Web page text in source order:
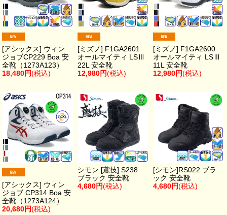
[アシックス] ウィン
ジョブCP229 Boa 安
全靴（1273A123）
18,480円(税込)
[ミズノ] F1GA2601
オールマイティ LSⅢ
22L 安全靴
12,980円(税込)
[ミズノ] F1GA2600
オールマイティ LSⅢ
11L 安全靴
12,980円(税込)
[アシックス] ウィン
ジョブ CP314 Boa 安
全靴（1273A124）
20,680円(税込)
シモン [鳶技] S238
ブラック 安全靴
4,680円(税込)
[シモン]RS022 ブラ
ック 安全靴
4,680円(税込)